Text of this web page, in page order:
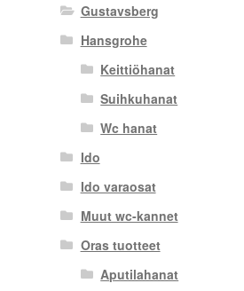
Gustavsberg
Hansgrohe
Keittiöhanat
Suihkuhanat
Wc hanat
Ido
Ido varaosat
Muut wc-kannet
Oras tuotteet
Aputilahanat